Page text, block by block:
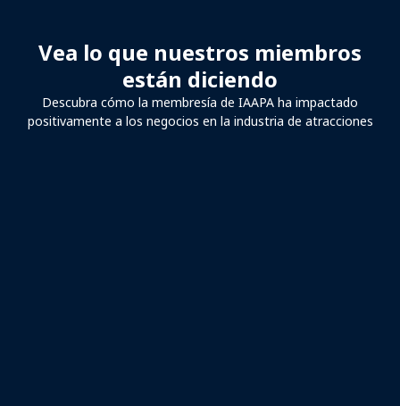
Vea lo que nuestros miembros
están diciendo
Descubra cómo la membresía de IAAPA ha impactado
positivamente a los negocios en la industria de atracciones